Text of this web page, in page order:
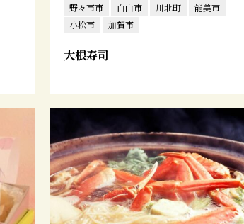
野々市市
白山市 川北町
能美市
小松市
加賀市
大根寿司